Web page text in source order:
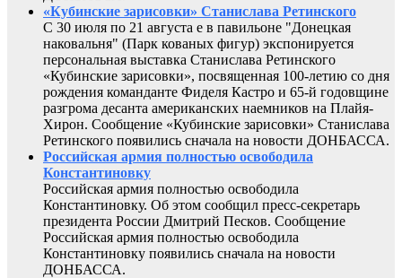
«Кубинские зарисовки» Станислава Ретинского
С 30 июля по 21 августа е в павильоне "Донецкая
наковальня" (Парк кованых фигур) экспонируется
персональная выставка Станислава Ретинского
«Кубинские зарисовки», посвященная 100-летию со дня
рождения команданте Фиделя Кастро и 65-й годовщине
разгрома десанта американских наемников на Плайя-
Хирон. Сообщение «Кубинские зарисовки» Станислава
Ретинского появились сначала на новости ДОНБАССА.
Российская армия полностью освободила
Константиновку
Российская армия полностью освободила
Константиновку. Об этом сообщил пресс-секретарь
президента России Дмитрий Песков. Сообщение
Российская армия полностью освободила
Константиновку появились сначала на новости
ДОНБАССА.